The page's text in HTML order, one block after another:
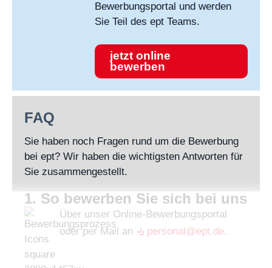
Bewerbungsportal und werden
Sie Teil des ept Teams.
jetzt online
bewerben
FAQ
Sie haben noch Fragen rund um die Bewerbung
bei ept? Wir haben die wichtigsten Antworten für
Sie zusammengestellt.
1. So bewerben Sie sich bei uns
Über unser Online-Bewerbungsportal
oder per Mail an
personal@ept.de.